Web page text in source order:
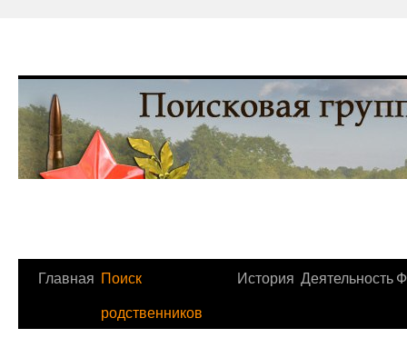
Перейти
Главная Поиск
родственников
История Деятельность